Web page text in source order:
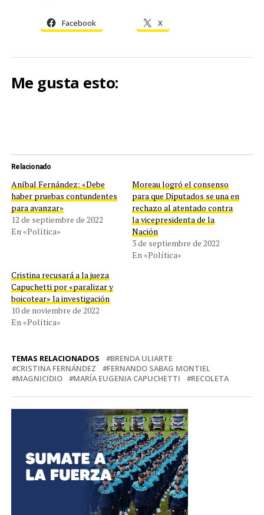
Facebook X
Me gusta esto:
Relacionado
Aníbal Fernández: «Debe
haber pruebas contundentes
para avanzar»
12 de septiembre de 2022
En «Política»
Moreau logró el consenso
para que Diputados se una en
rechazo al atentado contra
la vicepresidenta de la
Nación
3 de septiembre de 2022
En «Política»
Cristina recusará a la jueza
Capuchetti por «paralizar y
boicotear» la investigación
10 de noviembre de 2022
En «Política»
TEMAS RELACIONADOS
BRENDA ULIARTE
CRISTINA FERNÁNDEZ
FERNANDO SABAG MONTIEL
MAGNICIDIO
MARÍA EUGENIA CAPUCHETTI RECOLETA